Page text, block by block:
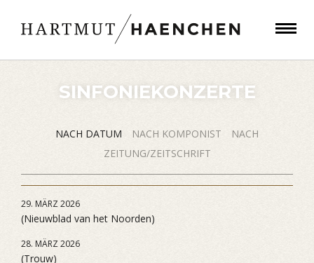
SINFONIEKONZERTE
NACH DATUM NACH KOMPONIST
NACH
ZEITUNG/ZEITSCHRIFT
29. MÄRZ 2026
(Nieuwblad van het Noorden)
28. MÄRZ 2026
(Trouw)